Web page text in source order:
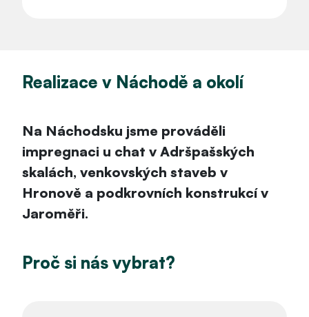
Realizace v Náchodě a okolí
Na Náchodsku jsme prováděli
impregnaci u chat v Adršpašských
skalách, venkovských staveb v
Hronově a podkrovních konstrukcí v
Jaroměři.
Proč si nás vybrat?